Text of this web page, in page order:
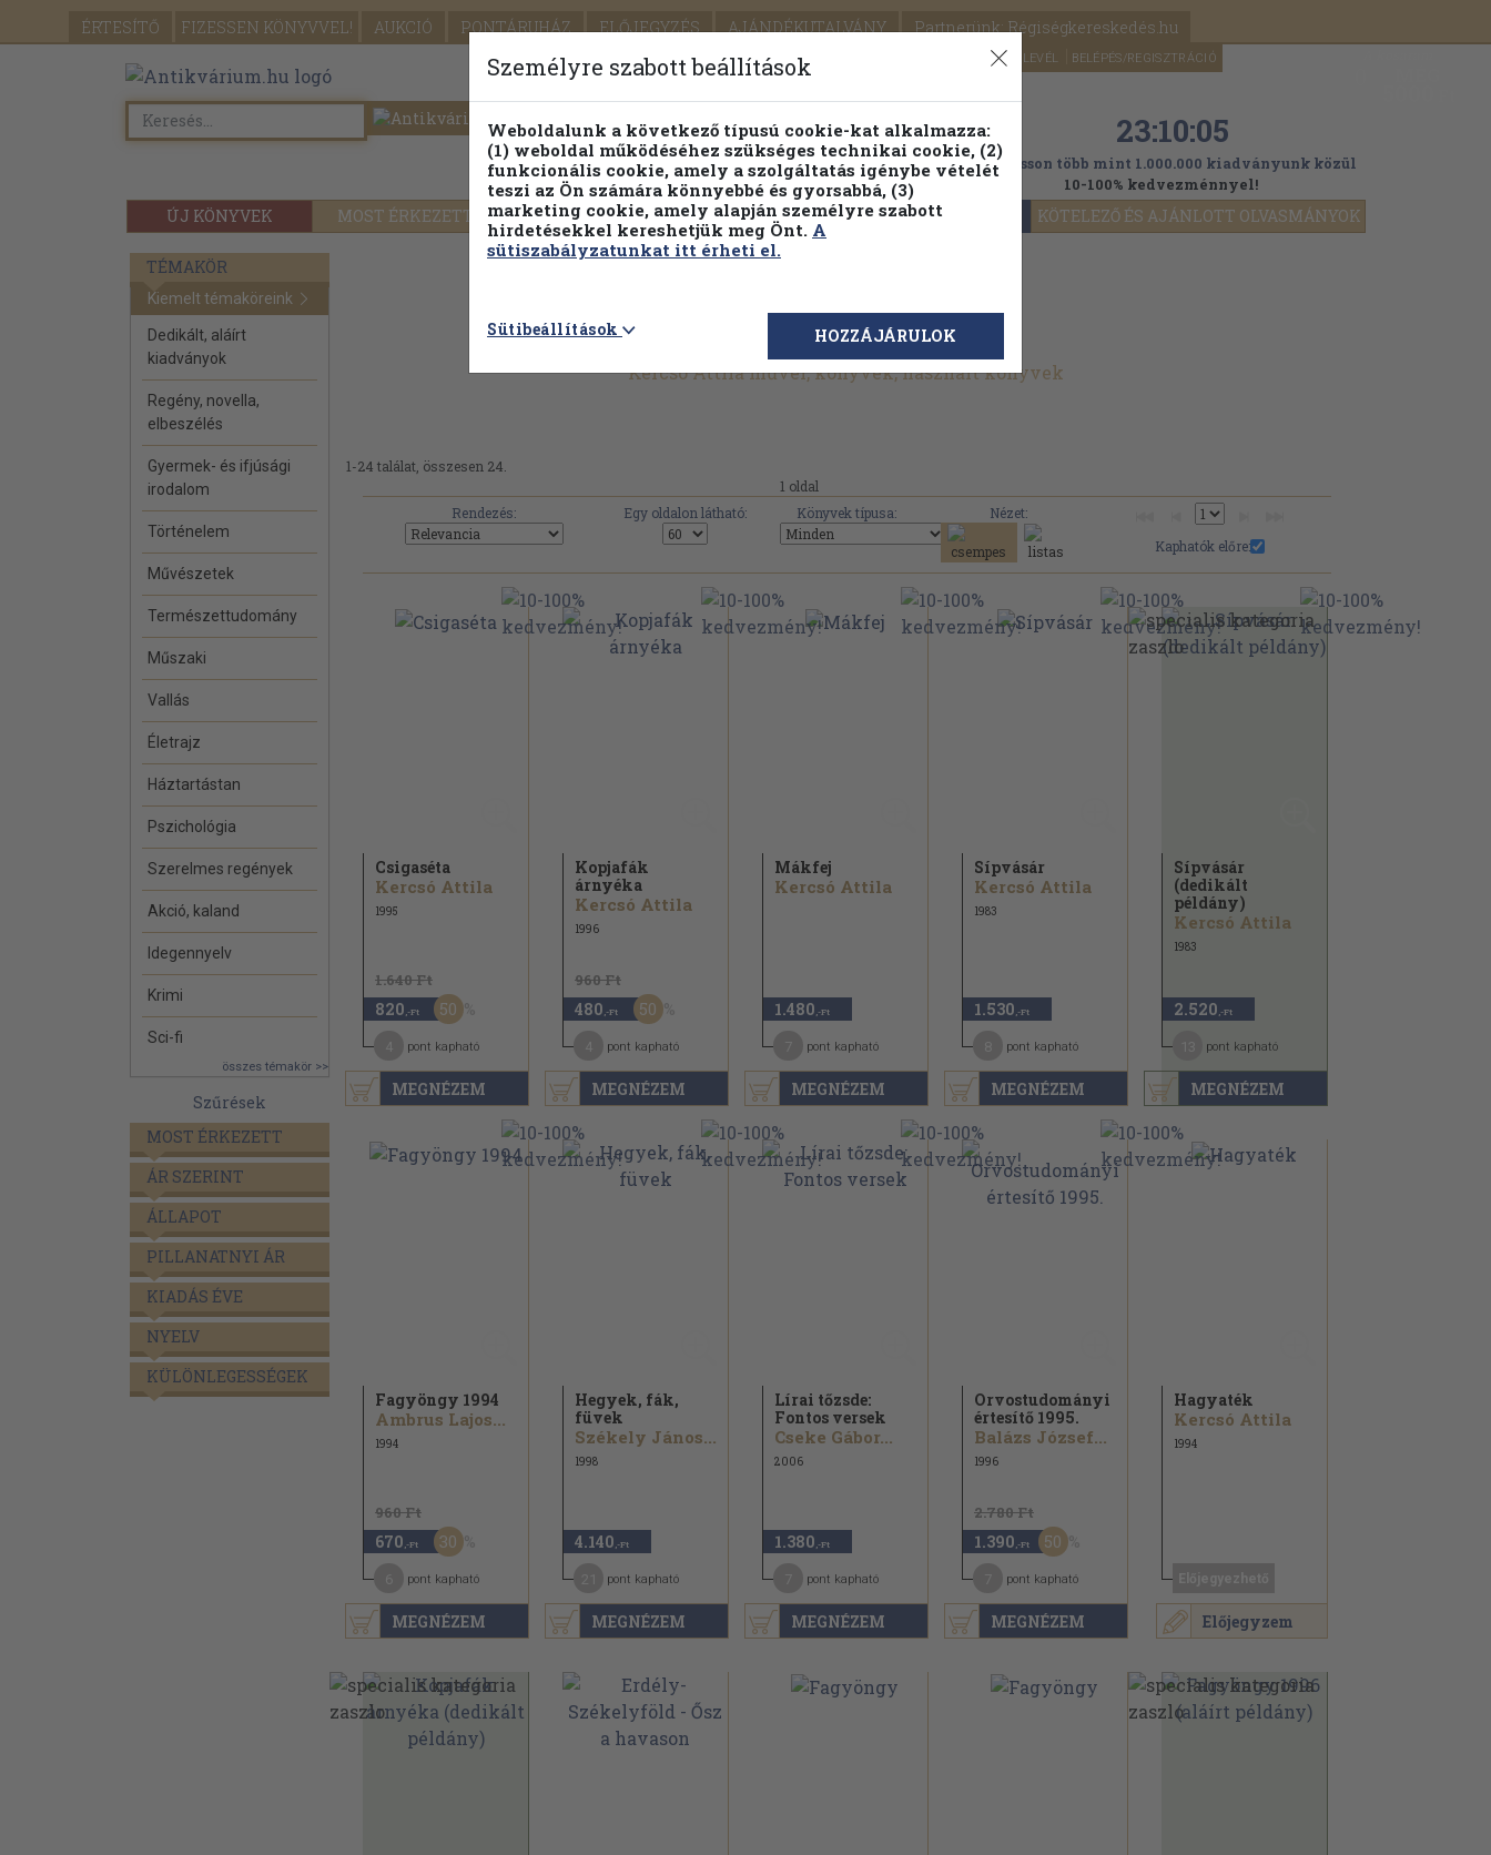
ÉRTESÍTŐ FIZESSEN KÖNYVVEL! AUKCIÓ PONTÁRUHÁZ ELŐJEGYZÉS AJÁNDÉKUTALVÁNY Partnerünk: Régiségkereskedés.hu
SEGÍTSÉG HÍRLEVÉL BELÉPÉS/REGISZTRÁCIÓ
ÚJ KÖNYVEK MOST ÉRKEZETT PILLANATNYI ÁRAINK FENNTARTHATÓ OLVASMÁNYOK KÖTELEZŐ ÉS AJÁNLOTT OLVASMÁNYOK
Részletes kereső Témaköri fa 23:10:04
Válogasson több mint 1.000.000 kiadványunk közül
10-100% kedvezménnyel!
TÉMAKÖR
Kiemelt témaköreink
Dedikált, aláírt
kiadványok
Regény, novella,
elbeszélés
Gyermek- és ifjúsági
irodalom
Történelem
Művészetek
Természettudomány
Műszaki
Vallás
Életrajz
Háztartástan
Pszichológia
Szerelmes regények
Akció, kaland
Idegennyelv
Krimi
Sci-fi
összes témakör >>
Szűrések
MOST ÉRKEZETT
ÁR SZERINT
ÁLLAPOT
PILLANATNYI ÁR
KIADÁS ÉVE
NYELV
KÜLÖNLEGESSÉGEK
Kercsó Attila művei, könyvek, használt könyvek
1-24 találat, összesen 24.
1 oldal
Rendezés:
Egy oldalon látható: Könyvek típusa:
Nézet:
Kaphatók előre:
MEGNÉZEM
Csigaséta
Kercsó Attila
1995
1.640 Ft
820 ,-Ft 50
pont kapható
MEGNÉZEM
Kopjafák
árnyéka
Kercsó Attila
1996
960 Ft
480 ,-Ft 50
pont kapható
MEGNÉZEM
Mákfej
Kercsó Attila
1.480 ,-Ft
pont kapható
MEGNÉZEM
Sípvásár
Kercsó Attila
1983
1.530 ,-Ft
pont kapható
MEGNÉZEM
Sípvásár
(dedikált
példány)
Kercsó Attila
1983
2.520 ,-Ft
pont kapható
MEGNÉZEM
Fagyöngy 1994
Ambrus Lajos...
1994
960 Ft
670 ,-Ft 30
pont kapható
MEGNÉZEM
Hegyek, fák,
füvek
Székely János...
1998
4.140 ,-Ft
pont kapható
MEGNÉZEM
Lírai tőzsde:
Fontos versek
Cseke Gábor...
2006
1.380 ,-Ft
pont kapható
MEGNÉZEM
Orvostudományi
értesítő 1995.
Balázs József...
1996
2.780 Ft
1.390 ,-Ft 50
pont kapható
Előjegyzem
Hagyaték
Kercsó Attila
1994
Személyre szabott beállítások
Weboldalunk a következő típusú cookie-kat alkalmazza:
(1) weboldal működéséhez szükséges technikai cookie, (2)
funkcionális cookie, amely a szolgáltatás igénybe vételét
teszi az Ön számára könnyebbé és gyorsabbá, (3)
marketing cookie, amely alapján személyre szabott
hirdetésekkel kereshetjük meg Önt. A
sütiszabályzatunkat itt érheti el.
Sütibeállítások HOZZÁJÁRULOK